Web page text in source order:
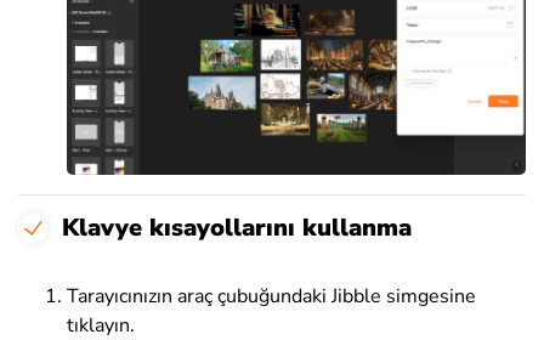
Klavye kısayollarını kullanma
Tarayıcınızın araç çubuğundaki Jibble simgesine
tıklayın.